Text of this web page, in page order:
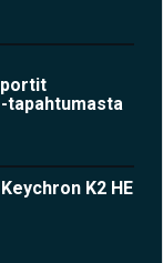
tapahtumasta
K2 HE